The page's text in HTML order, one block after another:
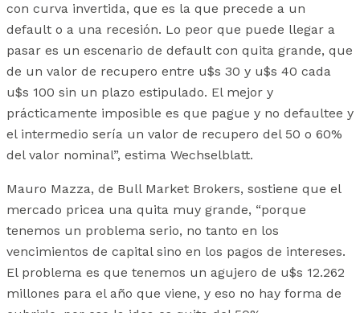
con curva invertida, que es la que precede a un
default o a una recesión. Lo peor que puede llegar a
pasar es un escenario de default con quita grande, que
de un valor de recupero entre u$s 30 y u$s 40 cada
u$s 100 sin un plazo estipulado. El mejor y
prácticamente imposible es que pague y no defaultee y
el intermedio sería un valor de recupero del 50 o 60%
del valor nominal”, estima Wechselblatt.
Mauro Mazza, de Bull Market Brokers, sostiene que el
mercado pricea una quita muy grande, “porque
tenemos un problema serio, no tanto en los
vencimientos de capital sino en los pagos de intereses.
El problema es que tenemos un agujero de u$s 12.262
millones para el año que viene, y eso no hay forma de